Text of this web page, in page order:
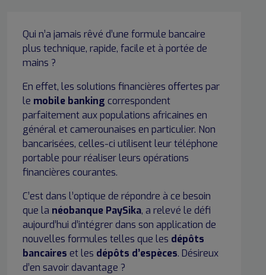
Qui n’a jamais rêvé d’une formule bancaire
plus technique, rapide, facile et à portée de
mains ?
En effet, les solutions financières offertes par
le mobile banking correspondent
parfaitement aux populations africaines en
général et camerounaises en particulier. Non
bancarisées, celles-ci utilisent leur téléphone
portable pour réaliser leurs opérations
financières courantes.
C’est dans l’optique de répondre à ce besoin
que la néobanque PaySika, a relevé le défi
aujourd’hui d’intégrer dans son application de
nouvelles formules telles que les dépôts
bancaires et les dépôts d’espèces. Désireux
d’en savoir davantage ?